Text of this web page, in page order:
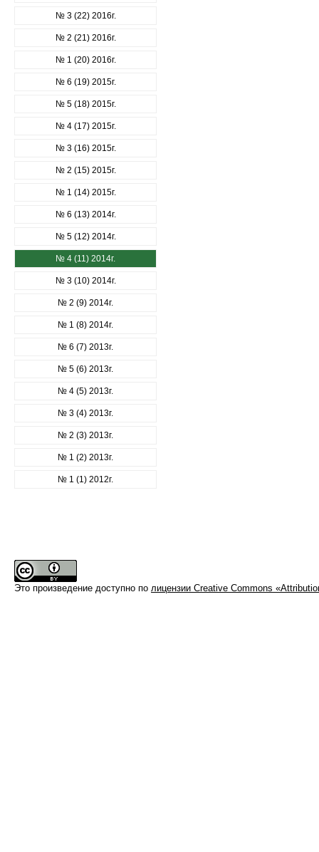
№ 3 (22) 2016г.
№ 2 (21) 2016г.
№ 1 (20) 2016г.
№ 6 (19) 2015г.
№ 5 (18) 2015г.
№ 4 (17) 2015г.
№ 3 (16) 2015г.
№ 2 (15) 2015г.
№ 1 (14) 2015г.
№ 6 (13) 2014г.
№ 5 (12) 2014г.
№ 4 (11) 2014г.
№ 3 (10) 2014г.
№ 2 (9) 2014г.
№ 1 (8) 2014г.
№ 6 (7) 2013г.
№ 5 (6) 2013г.
№ 4 (5) 2013г.
№ 3 (4) 2013г.
№ 2 (3) 2013г.
№ 1 (2) 2013г.
№ 1 (1) 2012г.
Это произведение доступно по лицензии Creative Commons